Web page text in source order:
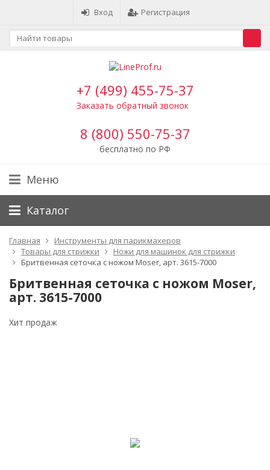
Вход Регистрация
+7 (499) 455-75-37
Заказать обратный звонок
8 (800) 550-75-37
бесплатно по РФ
Меню
Каталог
Главная
Инструменты для парикмахеров
Товары для стрижки
Ножи для машинок для стрижки
Бритвенная сеточка с ножом Moser, арт. 3615-7000
Бритвенная сеточка с ножом Moser,
арт. 3615-7000
Хит продаж